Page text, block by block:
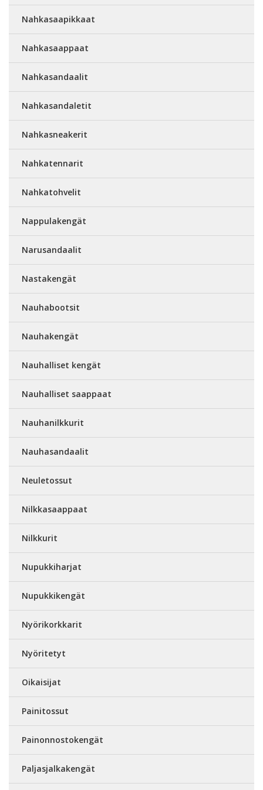
Nahkasaapikkaat
Nahkasaappaat
Nahkasandaalit
Nahkasandaletit
Nahkasneakerit
Nahkatennarit
Nahkatohvelit
Nappulakengät
Narusandaalit
Nastakengät
Nauhabootsit
Nauhakengät
Nauhalliset kengät
Nauhalliset saappaat
Nauhanilkkurit
Nauhasandaalit
Neuletossut
Nilkkasaappaat
Nilkkurit
Nupukkiharjat
Nupukkikengät
Nyörikorkkarit
Nyöritetyt
Oikaisijat
Painitossut
Painonnostokengät
Paljasjalkakengät